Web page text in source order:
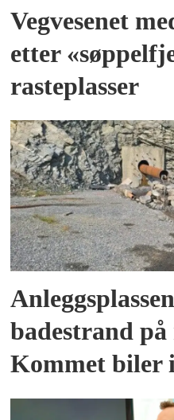
Vegvesenet
etter
rasteplasser
bade­strand
Kommet biler